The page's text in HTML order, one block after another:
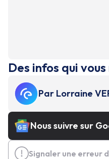
Des infos qui
Par Lorraine
Nous suivre sur
Signaler une erreur